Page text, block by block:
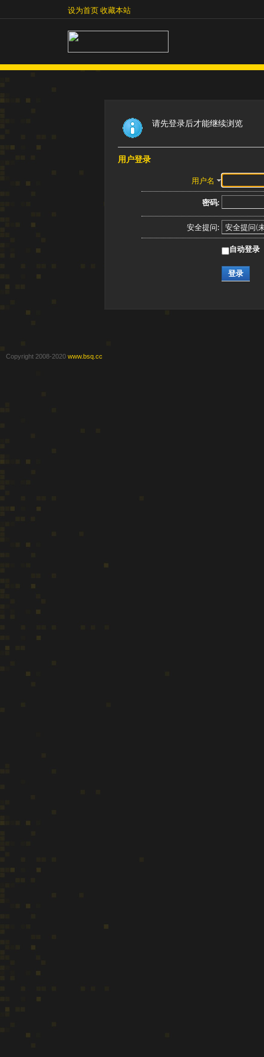
收藏本站设为首页收藏本站
请先登录后才能继续浏览
用户登录
用户名
密码:
安全提问:
自动登录
登录
Copyright 2008-2020 www.bsq.cc